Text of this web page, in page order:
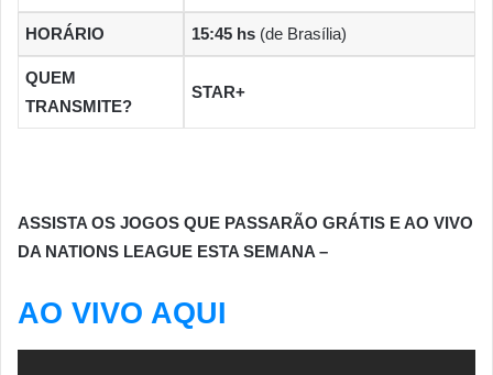
HORÁRIO 15:45 hs (de Brasília)
QUEM
TRANSMITE?
STAR+
ASSISTA OS JOGOS QUE PASSARÃO GRÁTIS E AO VIVO
DA NATIONS LEAGUE ESTA SEMANA –
AO VIVO AQUI